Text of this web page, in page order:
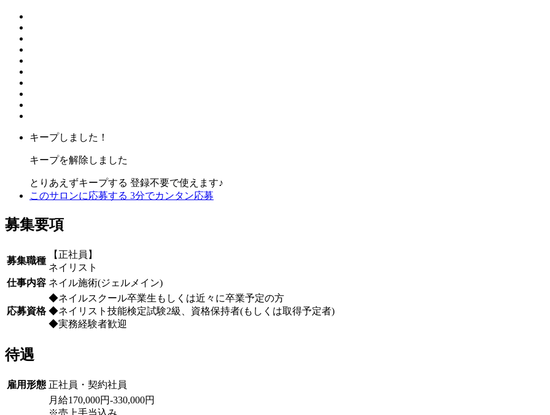
キープしました！
キープを解除しました
とりあえずキープする 登録不要で使えます♪
このサロンに応募する 3分でカンタン応募
募集要項
募集職種
【正社員】
ネイリスト
仕事内容 ネイル施術(ジェルメイン)
応募資格
◆ネイルスクール卒業生もしくは近々に卒業予定の方
◆ネイリスト技能検定試験2級、資格保持者(もしくは取得予定者)
◆実務経験者歓迎
待遇
雇用形態 正社員・契約社員
月給170,000円-330,000円
※売上手当込み